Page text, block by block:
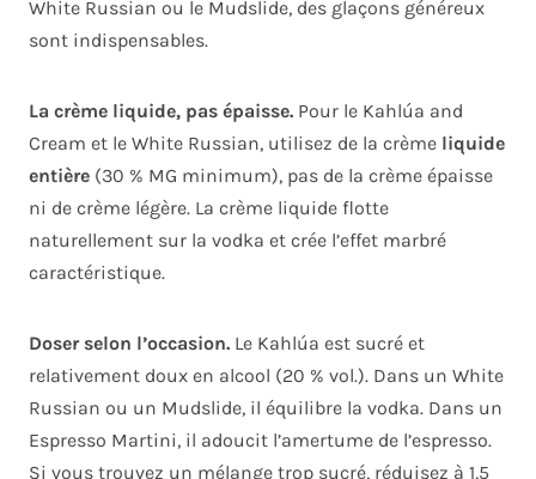
White Russian ou le Mudslide, des glaçons généreux
sont indispensables.
La crème liquide, pas épaisse. Pour le Kahlúa and
Cream et le White Russian, utilisez de la crème liquide
entière (30 % MG minimum), pas de la crème épaisse
ni de crème légère. La crème liquide flotte
naturellement sur la vodka et crée l’effet marbré
caractéristique.
Doser selon l’occasion. Le Kahlúa est sucré et
relativement doux en alcool (20 % vol.). Dans un White
Russian ou un Mudslide, il équilibre la vodka. Dans un
Espresso Martini, il adoucit l’amertume de l’espresso.
Si vous trouvez un mélange trop sucré, réduisez à 1,5